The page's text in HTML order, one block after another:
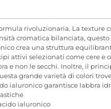
rivoluzionaria. La texture
cromatica bilanciata, questo
crea una struttura
attivi selezionati come cere e
e non le secchi. Inoltre, il
grande varietà di colori
ialuronico garantisce labbra
ialuronico